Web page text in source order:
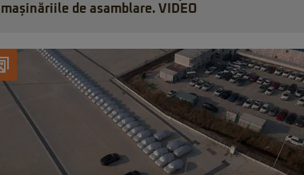
mașinăriile de asamblare. VIDEO